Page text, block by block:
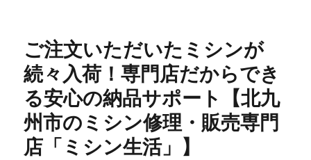
ご注文いただいたミシンが
続々入荷！専門店だからでき
る安心の納品サポート【北九
州市のミシン修理・販売専門
店「ミシン生活」】